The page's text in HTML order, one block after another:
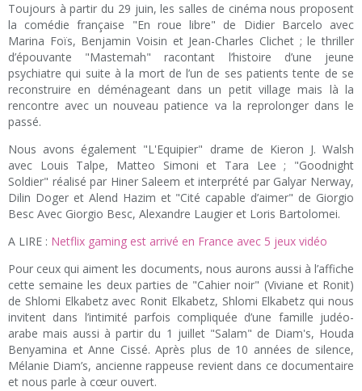
Toujours à partir du 29 juin, les salles de cinéma nous proposent
la comédie française "En roue libre" de Didier Barcelo avec
Marina Foïs, Benjamin Voisin et Jean-Charles Clichet ; le thriller
d’épouvante "Mastemah" racontant l’histoire d’une jeune
psychiatre qui suite à la mort de l’un de ses patients tente de se
reconstruire en déménageant dans un petit village mais là la
rencontre avec un nouveau patience va la reprolonger dans le
passé.
Nous avons également "L'Equipier" drame de Kieron J. Walsh
avec Louis Talpe, Matteo Simoni et Tara Lee ; "Goodnight
Soldier" réalisé par Hiner Saleem et interprété par Galyar Nerway,
Dilin Doger et Alend Hazim et "Cité capable d’aimer" de Giorgio
Besc Avec Giorgio Besc, Alexandre Laugier et Loris Bartolomei.
A LIRE : Netflix gaming est arrivé en France avec 5 jeux vidéo
Pour ceux qui aiment les documents, nous aurons aussi à l’affiche
cette semaine les deux parties de "Cahier noir" (Viviane et Ronit)
de Shlomi Elkabetz avec Ronit Elkabetz, Shlomi Elkabetz qui nous
invitent dans l’intimité parfois compliquée d’une famille judéo-
arabe mais aussi à partir du 1 juillet "Salam" de Diam's, Houda
Benyamina et Anne Cissé. Après plus de 10 années de silence,
Mélanie Diam’s, ancienne rappeuse revient dans ce documentaire
et nous parle à cœur ouvert.